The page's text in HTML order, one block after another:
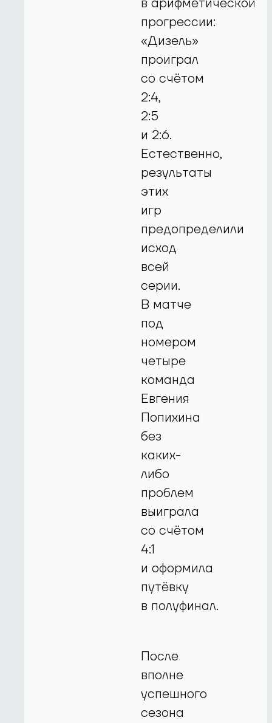
в арифметической
прогрессии:
«Дизель»
проиграл
со счётом
2:4,
2:5
и 2:6.
Естественно,
результаты
этих
игр
предопределили
исход
всей
серии.
В матче
под
номером
четыре
команда
Евгения
Попихина
без
каких-
либо
проблем
выиграла
со счётом
4:1
и оформила
путёвку
в полуфинал.
После
вполне
успешного
сезона